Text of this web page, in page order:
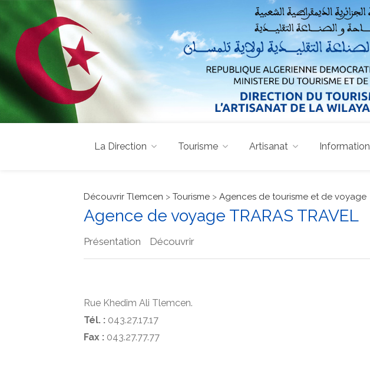
La Direction Tourisme Artisanat
Découvrir Tlemcen > Tourisme > Agences de tourisme et de voyage
Agence de voyage TRARAS TRAVEL
Présentation Découvrir
Rue Khedim Ali Tlemcen.
Tél. : 043.27.17.17
Fax : 043.27.77.77